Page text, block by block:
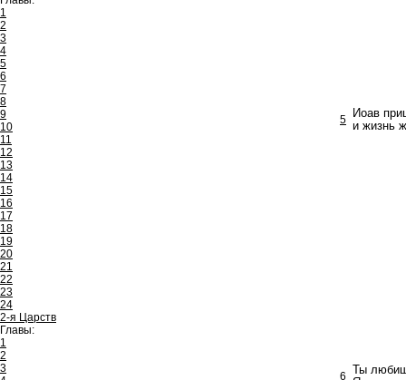
1
2
3
4
5
6
7
8
9
10
11
12
13
14
15
16
17
18
19
20
21
22
23
24
2-я Царств
Главы:
1
2
3
5
Иоав
и жизнь
6
Ты